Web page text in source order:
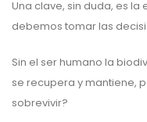
Una clave, sin duda, es la
debemos tomar las
Sin el ser humano la
se recupera y mantiene,
sobrevivir?